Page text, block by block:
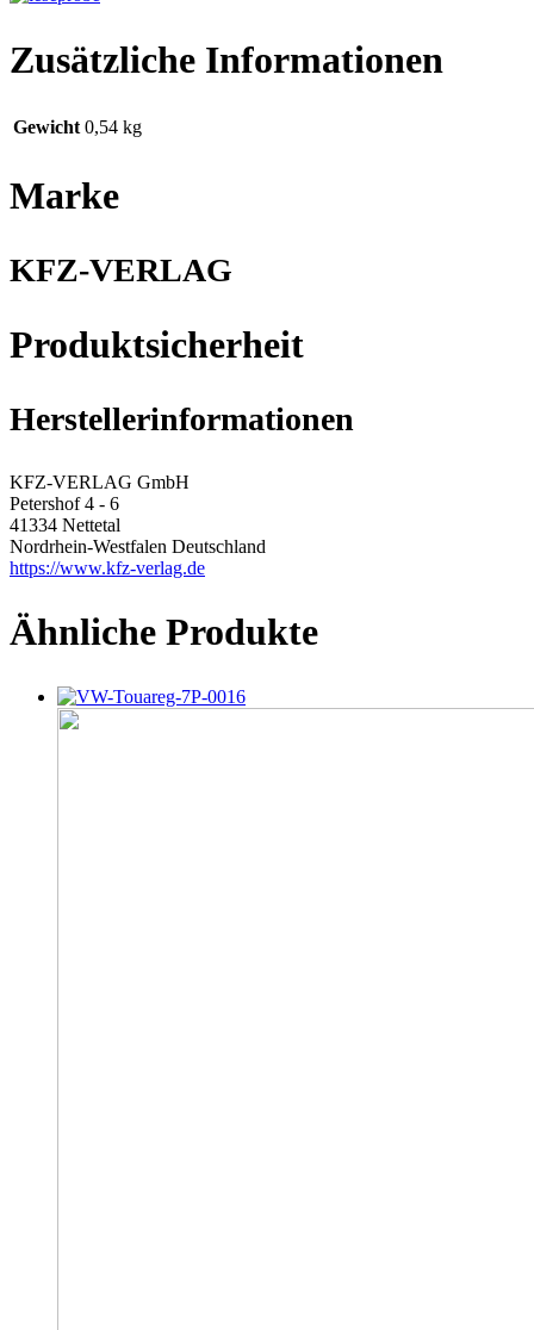
Zusätzliche Informationen
Gewicht 0,54 kg
Marke
KFZ-VERLAG
Produktsicherheit
Herstellerinformationen
KFZ-VERLAG GmbH
Petershof 4 - 6
41334 Nettetal
Nordrhein-Westfalen Deutschland
https://www.kfz-verlag.de
Ähnliche Produkte